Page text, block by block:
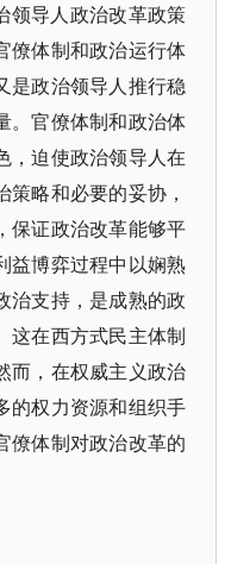
领导人政治改革政策
僚体制和政治运行体
是政治领导人推行稳
。官僚体制和政治体
，迫使政治领导人在
略和必要的妥协，
保证政治改革能够平
益博弈过程中以娴熟
治支持，是成熟的政
这在西方式民主体制
而，在权威主义政治
的权力资源和组织手
僚体制对政治改革的